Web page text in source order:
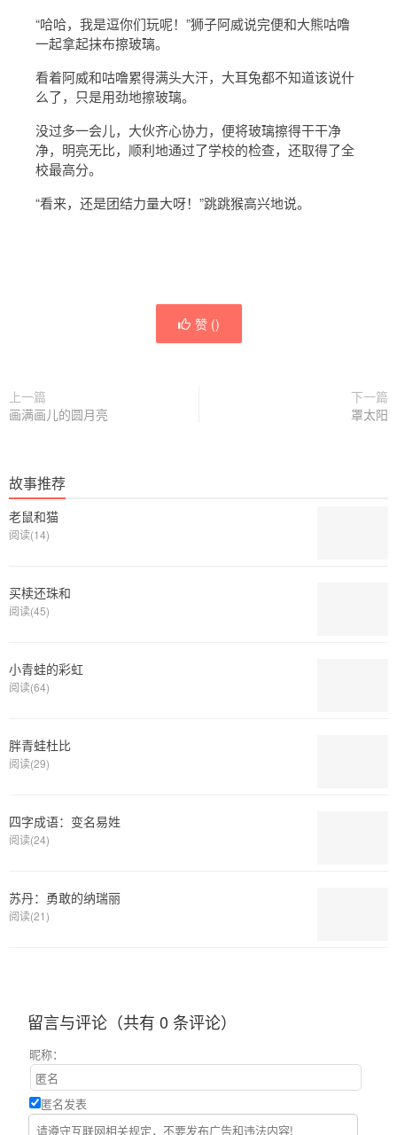
“哈哈，我是逗你们玩呢！”狮子阿威说完便和大熊咕噜
一起拿起抹布擦玻璃。
看着阿威和咕噜累得满头大汗，大耳兔都不知道该说什
么了，只是用劲地擦玻璃。
没过多一会儿，大伙齐心协力，便将玻璃擦得干干净
净，明亮无比，顺利地通过了学校的检查，还取得了全
校最高分。
“看来，还是团结力量大呀！”跳跳猴高兴地说。
赞 ()
上一篇
画满画儿的圆月亮
下一篇
罩太阳
故事推荐
老鼠和猫
阅读(14)
买椟还珠和
阅读(45)
小青蛙的彩虹
阅读(64)
胖青蛙杜比
阅读(29)
四字成语：变名易姓
阅读(24)
苏丹：勇敢的纳瑞丽
阅读(21)
留言与评论（共有 0 条评论）
昵称：
匿名发表